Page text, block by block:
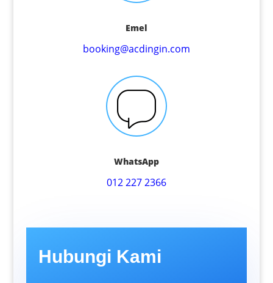
Emel
booking@acdingin.com
WhatsApp
012 227 2366
Hubungi Kami